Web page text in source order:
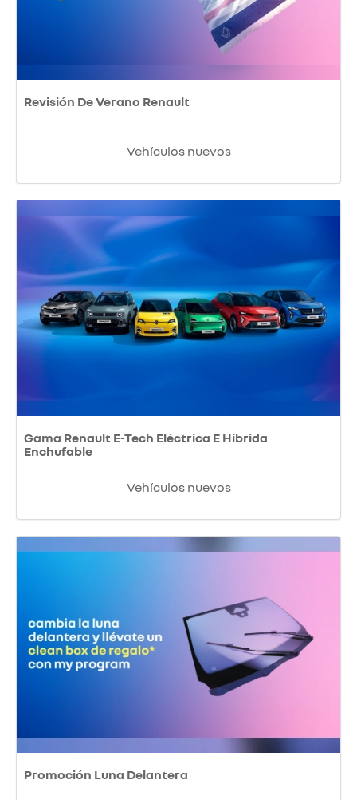
Revisión De Verano Renault
Vehículos nuevos
Gama Renault E-Tech Eléctrica E Híbrida
Enchufable
Vehículos nuevos
Promoción Luna Delantera